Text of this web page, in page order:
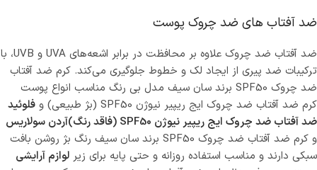
ضد آفتاب های ضد چروک پوست
ضد آفتاب ضد چروک علاوه بر محافظت در برابر اشعه‌های UVA و UVB، با
ترکیبات ضد پیری از ایجاد لک و خطوط جلوگیری می‌کند. کرم ضد آفتاب
ضد چروک SPF50 برند سان سیف مدل بی رنگ مناسب انواع پوست
کرم ضد آفتاب ضد چروک ایج ریپیر نیوژن SPF50 (بژ طبیعی) و
فلوئید
ضد آفتاب ضد چروک ایج ریپیر نیوژن SPF50 (فاقد رنگ)آردن سولاریس
و کرم ضد آفتاب ضد چروک SPF50 برند سان سیف رنگ بژ روشن بافت
سبکی دارند و مناسب استفاده روزانه و حتی پایه برای زیر لوازم آرایشی